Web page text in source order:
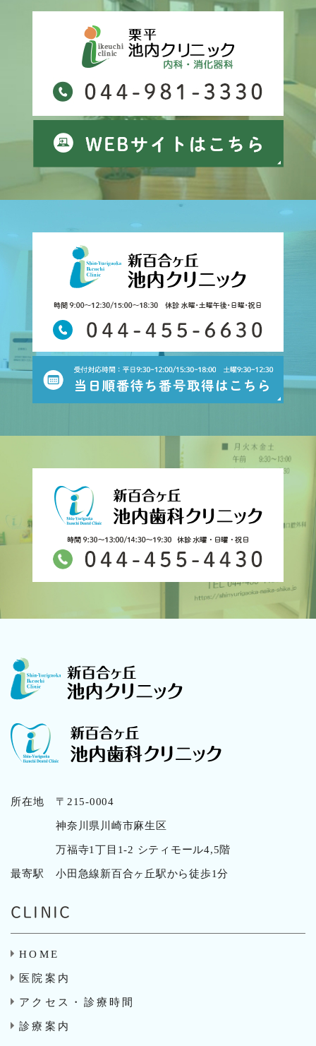
所在地 〒215-0004
神奈川県川崎市麻生区
万福寺1丁目1-2 シティモール4,5階
最寄駅 小田急線新百合ヶ丘駅から徒歩1分
CLINIC
HOME
医院案内
アクセス・診療時間
診療案内